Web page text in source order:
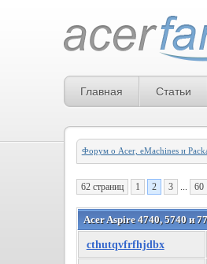
Главная Статьи
Форум о Acer, eMachines и
62 страниц 1 2 3 ... 60
Acer Aspire 4740, 5740 и
cthutqvfrfhjdbx